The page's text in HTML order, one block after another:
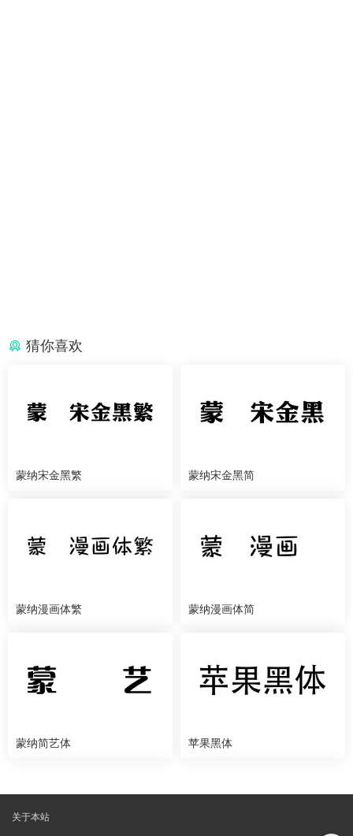
猜你喜欢
蒙纳宋金黑繁 蒙纳宋金黑简
蒙纳漫画体繁 蒙纳漫画体简
蒙纳简艺体 苹果黑体
关于本站